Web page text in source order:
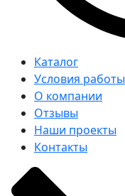
Каталог
Условия работы
О компании
Отзывы
Наши проекты
Контакты